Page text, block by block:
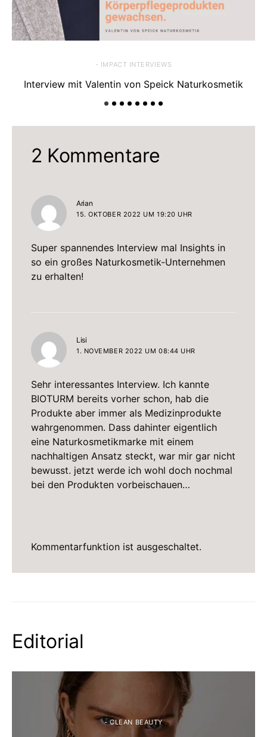
- IMPACT INTERVIEWS
Interview mit Valentin von Speick Naturkosmetik
2 Kommentare
Arian
15. OKTOBER 2022 UM 19:20 UHR
Super spannendes Interview mal Insights in
so ein großes Naturkosmetik-Unternehmen
zu erhalten!
Lisi
1. NOVEMBER 2022 UM 08:44 UHR
Sehr interessantes Interview. Ich kannte
BIOTURM bereits vorher schon, hab die
Produkte aber immer als Medizinprodukte
wahrgenommen. Dass dahinter eigentlich
eine Naturkosmetikmarke mit einem
nachhaltigen Ansatz steckt, war mir gar nicht
bewusst. jetzt werde ich wohl doch nochmal
bei den Produkten vorbeischauen…
Kommentarfunktion ist ausgeschaltet.
Editorial
- CLEAN BEAUTY